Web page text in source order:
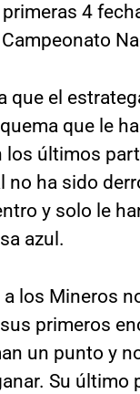
4
que el
que le
los últimos
no ha sido
y solo le
azul.
los Mineros
primeros
un punto y
Su último